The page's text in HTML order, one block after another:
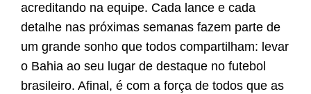
acreditando na equipe. Cada lance e cada
detalhe nas próximas semanas fazem parte de
um grande sonho que todos compartilham: levar
o Bahia ao seu lugar de destaque no futebol
brasileiro. Afinal, é com a força de todos que as